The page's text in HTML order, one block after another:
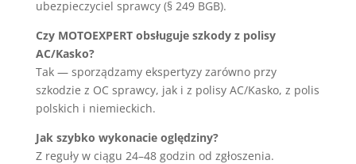
ubezpieczyciel sprawcy (§ 249 BGB).
Czy MOTOEXPERT obsługuje szkody z polisy
AC/Kasko?
Tak — sporządzamy ekspertyzy zarówno przy
szkodzie z OC sprawcy, jak i z polisy AC/Kasko, z polis
polskich i niemieckich.
Jak szybko wykonacie oględziny?
Z reguły w ciągu 24–48 godzin od zgłoszenia.